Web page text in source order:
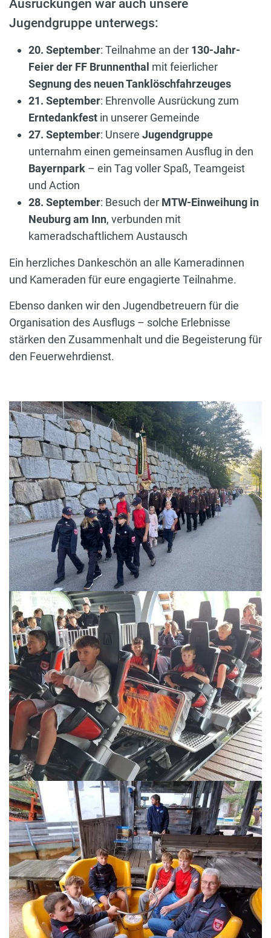
Ausrückungen war auch unsere
Jugendgruppe unterwegs:
20. September: Teilnahme an der 130-Jahr-
Feier der FF Brunnenthal mit feierlicher
Segnung des neuen Tanklöschfahrzeuges
21. September: Ehrenvolle Ausrückung zum
Erntedankfest in unserer Gemeinde
27. September: Unsere Jugendgruppe
unternahm einen gemeinsamen Ausflug in den
Bayernpark – ein Tag voller Spaß, Teamgeist
und Action
28. September: Besuch der MTW-Einweihung in
Neuburg am Inn, verbunden mit
kameradschaftlichem Austausch
Ein herzliches Dankeschön an alle Kameradinnen
und Kameraden für eure engagierte Teilnahme.
Ebenso danken wir den Jugendbetreuern für die
Organisation des Ausflugs – solche Erlebnisse
stärken den Zusammenhalt und die Begeisterung für
den Feuerwehrdienst.